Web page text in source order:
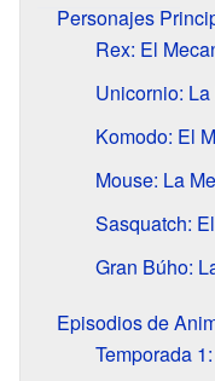
Personajes
Rex: El
Unicornio:
Komodo: El
Mouse: La
Sasquatch:
Gran Búho:
Episodios de
Temporada